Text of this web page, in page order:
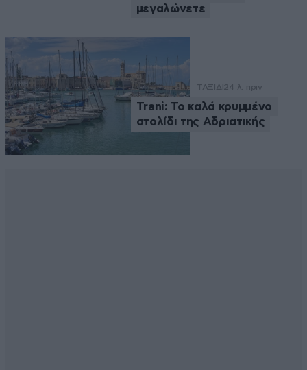
μεγαλώνετε
ΤΑΞΙΔΙ24 λ. πριν
Trani: Το καλά κρυμμένο
στολίδι της Αδριατικής